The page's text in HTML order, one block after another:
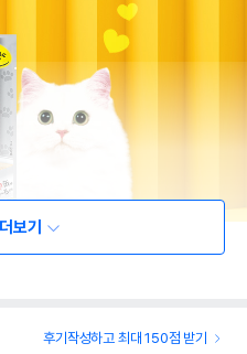
보기
후기작성하고 최대 150점 받기